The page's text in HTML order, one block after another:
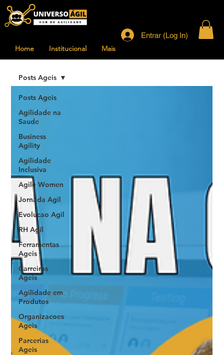
Home Institucional Mais
Entrar (Log In)
Posts Ageis
Agilidade na
Saude
Business
Agility
Agilidade
Inclusiva
Agile Women
Jornada Agil
Evolucao Agil
RH Agil
Ferramentas
Ageis
Carreiras
Ageis
Agilidade em
Produtos
Organizacoes
Ageis
Parcerias
Ageis
Posts Ageis